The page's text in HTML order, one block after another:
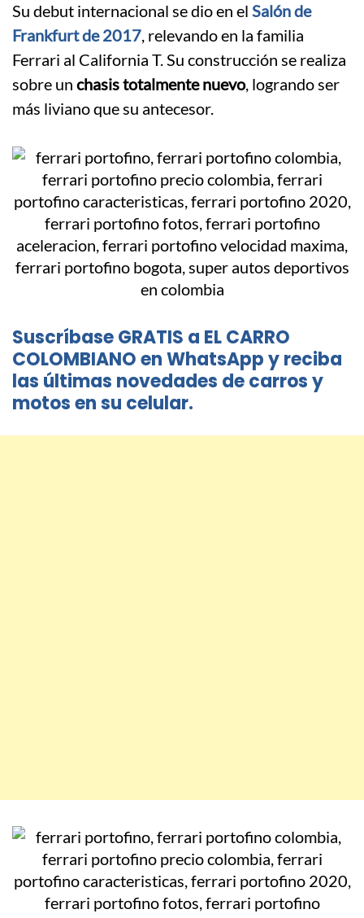
Su debut internacional se dio en el Salón de
Frankfurt de 2017, relevando en la familia
Ferrari al California T. Su construcción se realiza
sobre un chasis totalmente nuevo, logrando ser
más liviano que su antecesor.
Suscríbase GRATIS a EL CARRO
COLOMBIANO en WhatsApp y reciba
las últimas novedades de carros y
motos en su celular.